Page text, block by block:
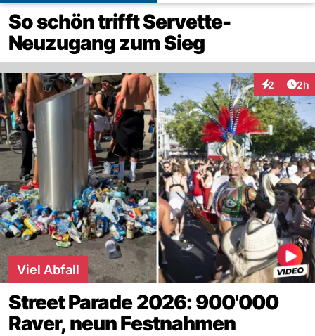
So schön trifft Servette-
Neuzugang zum Sieg
2 2h
Viel Abfall
Street Parade 2026: 900'000
Raver, neun Festnahmen